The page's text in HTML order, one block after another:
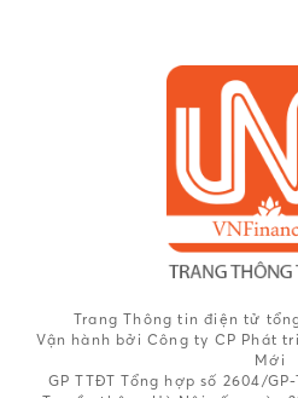
Trang Thông tin điện tử
Vận hành bởi Công ty CP Phát
Mới
GP TTĐT Tổng hợp số 2604/